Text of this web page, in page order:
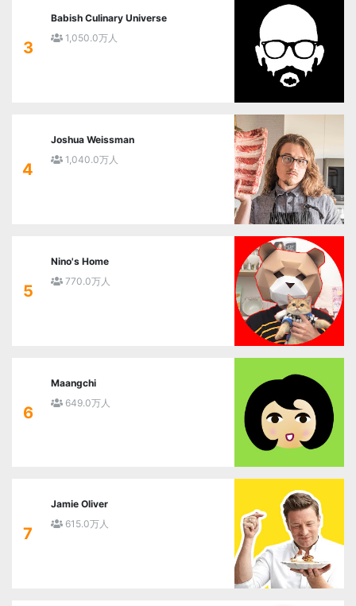
3
Babish Culinary Universe
1,050.0万人
4
Joshua Weissman
1,040.0万人
5
Nino's Home
770.0万人
6
Maangchi
649.0万人
7
Jamie Oliver
615.0万人